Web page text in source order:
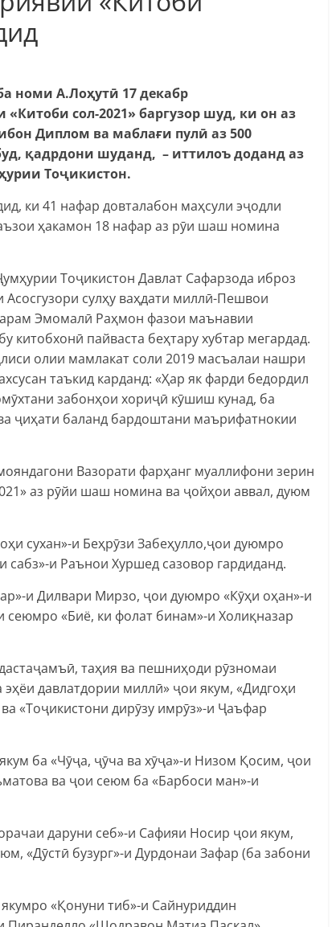
номи А.Лоҳутӣ 17 декабр
сол-2021» баргузор шуд, ки он аз
Диплом ва маблағи пулӣ аз 500
қадрдони шуданд, – иттилоъ доданд аз
Тоҷикистон.
ки 41 нафар довталабон маҳсули эҷодли
ҳакамон 18 нафар аз рӯи шаш номина
Тоҷикистон Давлат Сафарзода иброз
сулҳу ваҳдати миллӣ-Пешвои
Эмомалӣ Раҳмон фазои маънавии
китобхонӣ пайваста беҳтару хубтар мегардад.
олии мамлакат соли 2019 масъалаи нашри
таъкид карданд: «Ҳар як фарди бедордил
забонҳои хориҷӣ кӯшиш кунад, ба
ҷиҳати баланд бардоштани маърифатнокии
Вазорати фарҳанг муаллифони зерин
аз рӯйи шаш номина ва ҷойҳои аввал, дуюм
сухан»-и Беҳрӯзи Забеҳулло,ҷои дуюмро
и Раънои Хуршед сазовор гардиданд.
и Дилвари Мирзо, ҷои дуюмро «Кӯҳи оҳан»-и
«Биё, ки фолат бинам»-и Холиқназар
таҳия ва пешниҳоди рӯзномаи
давлатдории миллӣ» ҷои якум, «Дидгоҳи
«Тоҷикистони дирӯзу имрӯз»-и Ҷаъфар
ба «Чӯҷа, ҷӯча ва хӯҷа»-и Низом Қосим, ҷои
ва ҷои сеюм ба «Барбоси ман»-и
даруни себ»-и Сафияи Носир ҷои якум,
«Дӯстӣ бузург»-и Дурдонаи Зафар (ба забони
«Қонуни тиб»-и Сайнуриддин